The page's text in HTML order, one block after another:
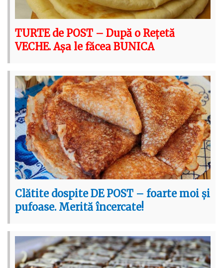
TURTE de POST – După o Rețetă
VECHE. Așa le făcea BUNICA
Clătite dospite DE POST – foarte moi și
pufoase. Merită încercate!